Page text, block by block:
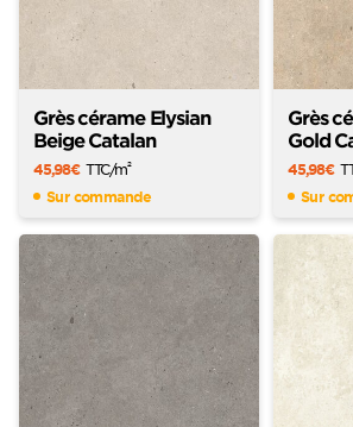
Grès cérame Elysian
Beige Catalan
45,98€ TTC/m2
Sur commande
Grès
Gold
45,98€
Sur